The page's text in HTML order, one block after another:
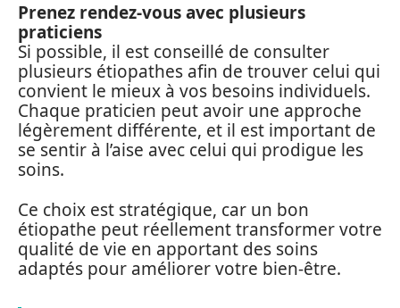
Prenez rendez-vous avec plusieurs
praticiens
Si possible, il est conseillé de consulter
plusieurs étiopathes afin de trouver celui qui
convient le mieux à vos besoins individuels.
Chaque praticien peut avoir une approche
légèrement différente, et il est important de
se sentir à l’aise avec celui qui prodigue les
soins.
Ce choix est stratégique, car un bon
étiopathe peut réellement transformer votre
qualité de vie en apportant des soins
adaptés pour améliorer votre bien-être.